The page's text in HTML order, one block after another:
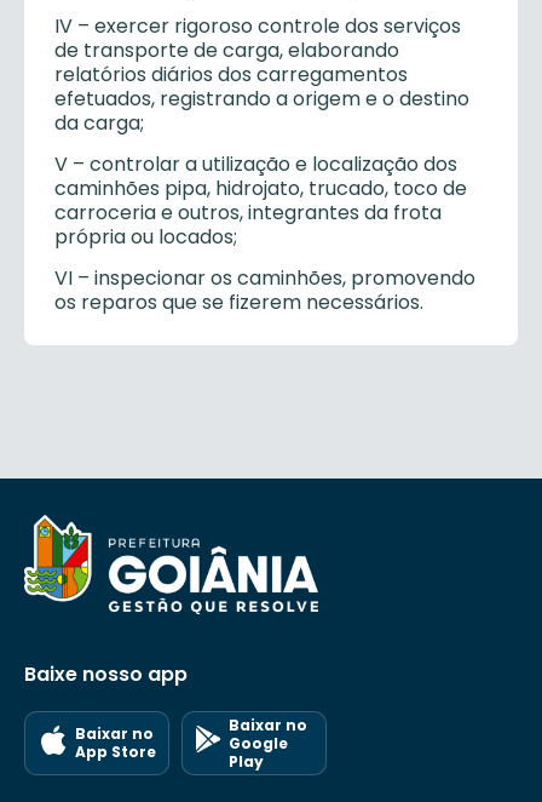
IV – exercer rigoroso controle dos serviços
de transporte de carga, elaborando
relatórios diários dos carregamentos
efetuados, registrando a origem e o destino
da carga;
V – controlar a utilização e localização dos
caminhões pipa, hidrojato, trucado, toco de
carroceria e outros, integrantes da frota
própria ou locados;
VI – inspecionar os caminhões, promovendo
os reparos que se fizerem necessários.
Baixe nosso app
Baixar no
App Store
Baixar no
Google
Play